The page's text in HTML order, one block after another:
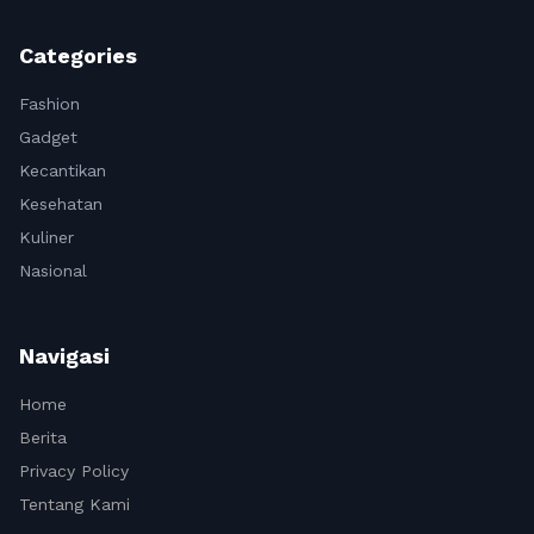
Categories
Fashion
Gadget
Kecantikan
Kesehatan
Kuliner
Nasional
Navigasi
Home
Berita
Privacy Policy
Tentang Kami